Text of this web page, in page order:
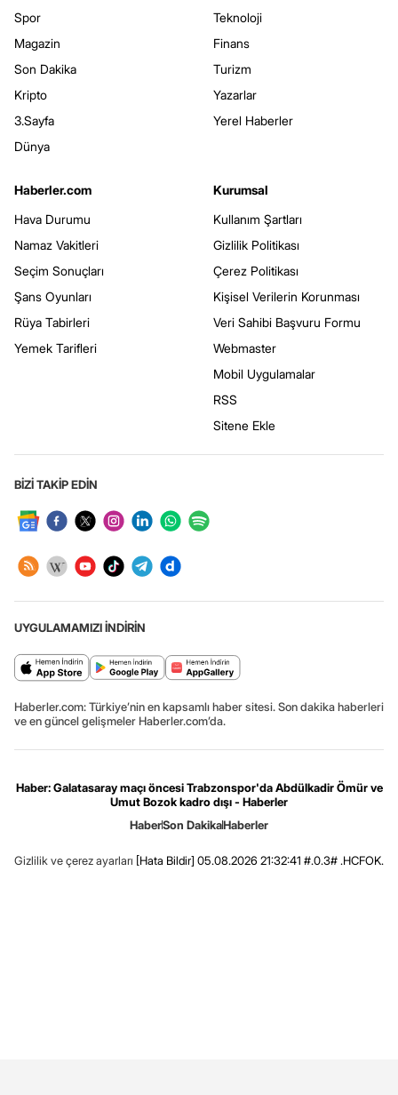
Spor
Magazin
Son Dakika
Kripto
3.Sayfa
Dünya
Teknoloji
Finans
Turizm
Yazarlar
Yerel Haberler
Haberler.com
Hava Durumu
Namaz Vakitleri
Seçim Sonuçları
Şans Oyunları
Rüya Tabirleri
Yemek Tarifleri
Kurumsal
Kullanım Şartları
Gizlilik Politikası
Çerez Politikası
Kişisel Verilerin Korunması
Veri Sahibi Başvuru Formu
Webmaster
Mobil Uygulamalar
RSS
Sitene Ekle
BİZİ TAKİP EDİN
UYGULAMAMIZI İNDİRİN
Haberler.com: Türkiye’nin en kapsamlı haber sitesi. Son dakika haberleri
ve en güncel gelişmeler Haberler.com’da.
Haber: Galatasaray maçı öncesi Trabzonspor'da Abdülkadir Ömür ve
Umut Bozok kadro dışı - Haberler
HaberSon DakikaHaberler
Gizlilik ve çerez ayarları [Hata Bildir] 05.08.2026 21:32:41 #.0.3# .HCFOK.